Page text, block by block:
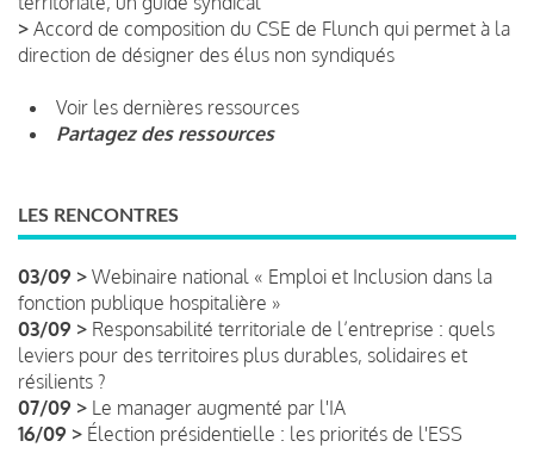
> Accord de composition du CSE de Flunch qui permet à la
direction de désigner des élus non syndiqués
Voir les dernières ressources
Partagez des ressources
LES RENCONTRES
03/09 > Webinaire national « Emploi et Inclusion dans la
fonction publique hospitalière »
03/09 > Responsabilité territoriale de l’entreprise : quels
leviers pour des territoires plus durables, solidaires et
résilients ?
07/09 > Le manager augmenté par l'IA
16/09 > Élection présidentielle : les priorités de l'ESS